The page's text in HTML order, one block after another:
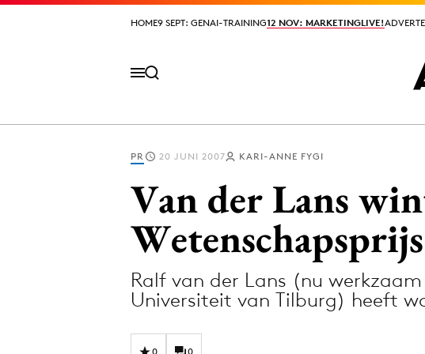
HOME9 SEPT: GENAI-TRAINING12 NOV: MARKETINGLIVE!
HOME9 SEPT: GENAI-TRAINING12 NOV: MARKETINGLIVE!
Design
Digital transformation
PR 20 JUNI 2007 KARI-ANNE FYGI
Van der Lans
Ralf van der Lans (nu
Universiteit van Tilburg) heeft
0 0